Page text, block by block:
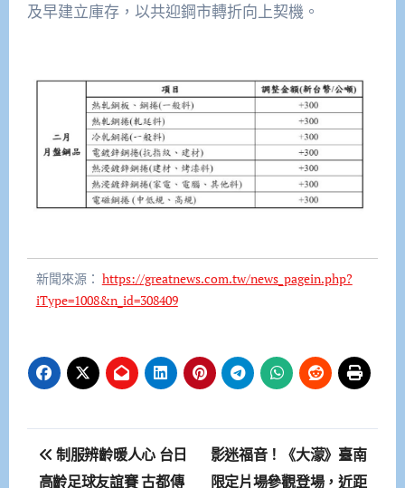
及早建立庫存，以共迎鋼市轉折向上契機。
新聞來源： https://greatnews.com.tw/news_pagein.php?
iType=1008&n_id=308409
文 制服辨齡暖人心 台日
高齡足球友誼賽 古都傳
影迷福音！《大濛》臺南
限定片場參觀登場，近距